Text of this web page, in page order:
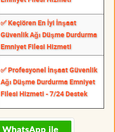
✅ Keçiören En İyi İnşaat
Güvenlik Ağı Düşme Durdurma
Emniyet Filesi Hizmeti
✅ Profesyonel İnşaat Güvenlik
Ağı Düşme Durdurma Emniyet
Filesi Hizmeti - 7/24 Destek